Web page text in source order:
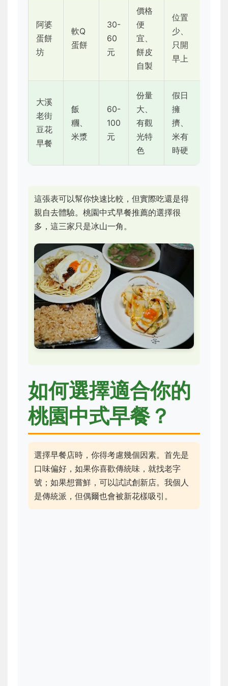
阿婆
蛋餅
坊
軟Q
蛋餅
30-
60
元
價格
便
宜、
餅皮
自製
位置
少、
只開
早上
大溪
老街
豆花
早餐
飯
糰、
米漿
60-
100
元
份量
大、
有觀
光特
色
假日
擁
擠、
米有
時硬
這張表可以幫你快速比較，但實際吃還是得
親自去體驗。桃園中式早餐推薦的選擇很
多，這三家只是冰山一角。
如何選擇適合你的
桃園中式早餐？
選擇早餐店時，你得考慮幾個因素。首先是
口味偏好，如果你喜歡傳統味，就找老字
號；如果想嘗鮮，可以試試創新店。我個人
是傳統派，但偶爾也會被新花樣吸引。